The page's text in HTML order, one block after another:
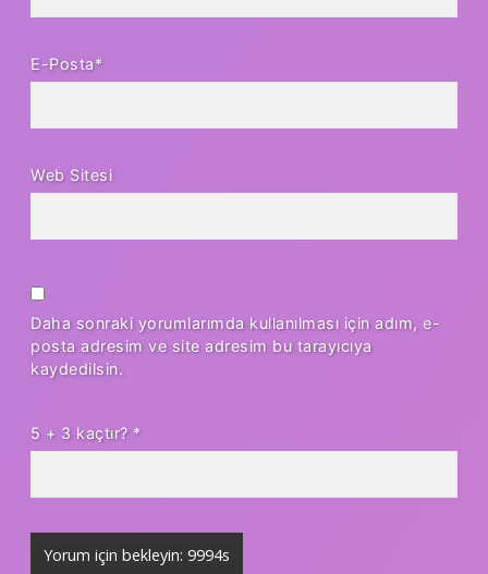
E-Posta*
Web Sitesi
Daha sonraki yorumlarımda kullanılması için adım, e-
posta adresim ve site adresim bu tarayıcıya
kaydedilsin.
5 + 3 kaçtır? *